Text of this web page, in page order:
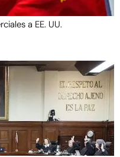
a EE. UU.